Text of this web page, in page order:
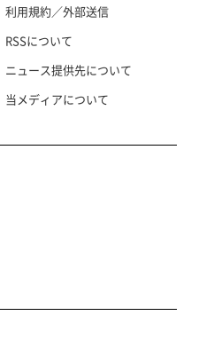
利用規約／外部送信
RSSについて
ニュース提供先について
当メディアについて